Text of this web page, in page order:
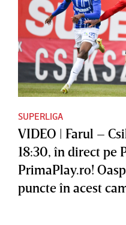
SUPERLIGA
VIDEO | Farul –
18:30, în direct pe
PrimaPlay.ro!
puncte în acest